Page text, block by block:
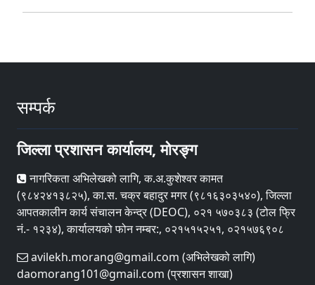
सम्पर्क
जिल्ला प्रशासन कार्यालय, मोरङ्ग
नागरिकता अभिलेखको लागि, क.अ.कुशेश्वर कामत
(९८४२४१३८२५), का.स. चक्र बहादुर मगर (९८१६३०३५४०), जिल्ला
आपतकालीन कार्य संचालन केन्द्र (DEOC), ०२१ ५७०३८३ (टोल फ्रि
नं.- १२३४), कार्यालयको फोन नम्बर:, ०२१५१५२५१, ०२१५७६९०८
avilekh.morang@gmail.com (अभिलेखको लागि)
daomorang101@gmail.com (प्रशासन शाखा)